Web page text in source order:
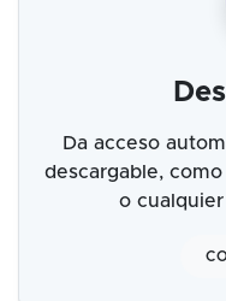
Da acceso
descargable,
o